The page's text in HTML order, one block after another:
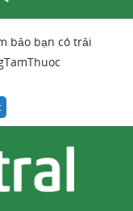
bảo bạn có trải